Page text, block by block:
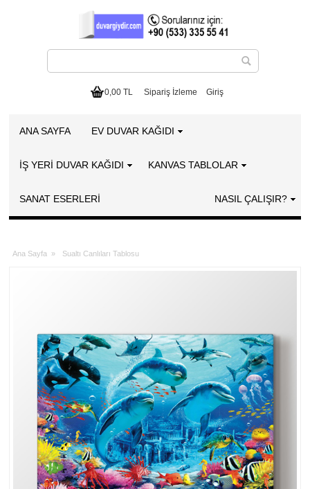
0,00 TL Sipariş İzleme Giriş
ANA SAYFA EV DUVAR KAĞIDI
İŞ YERİ DUVAR KAĞIDI KANVAS TABLOLAR
SANAT ESERLERI NASIL ÇALIŞIR?
Ana Sayfa » Sualtı Canlıları Tablosu